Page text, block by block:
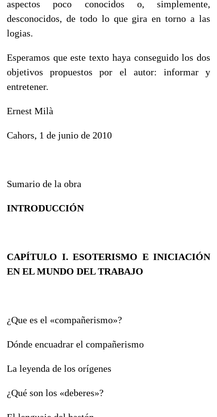
aspectos poco conocidos o, simplemente,
desconocidos, de todo lo que gira en torno a las
logias.
Esperamos que este texto haya conseguido los dos
objetivos propuestos por el autor: informar y
entretener.
Ernest Milà
Cahors, 1 de junio de 2010
Sumario de la obra
INTRODUCCIÓN
CAPÍTULO I. ESOTERISMO E INICIACIÓN
EN EL MUNDO DEL TRABAJO
¿Que es el «compañerismo»?
Dónde encuadrar el compañerismo
La leyenda de los orígenes
¿Qué son los «deberes»?